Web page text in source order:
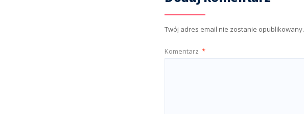
Twój adres email nie zostanie opublikowany.
Komentarz *